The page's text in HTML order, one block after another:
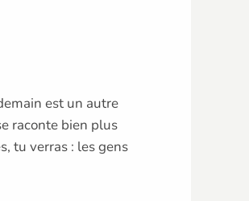
est un autre
raconte bien plus
tu verras : les gens